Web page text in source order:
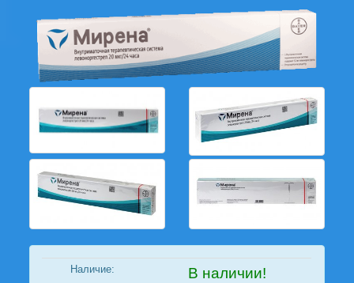
Наличие: В наличии!